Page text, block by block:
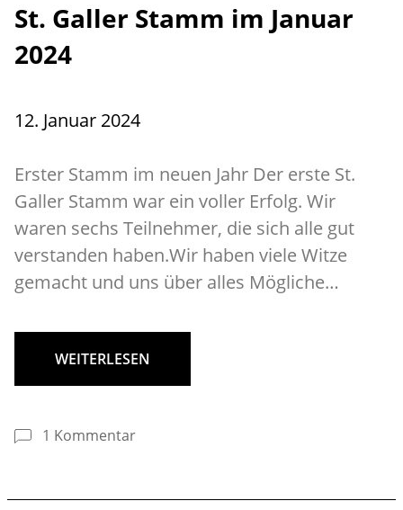
St. Galler Stamm im Januar
2024
12. Januar 2024
Erster Stamm im neuen Jahr Der erste St.
Galler Stamm war ein voller Erfolg. Wir
waren sechs Teilnehmer, die sich alle gut
verstanden haben.Wir haben viele Witze
gemacht und uns über alles Mögliche…
WEITERLESEN
1 Kommentar